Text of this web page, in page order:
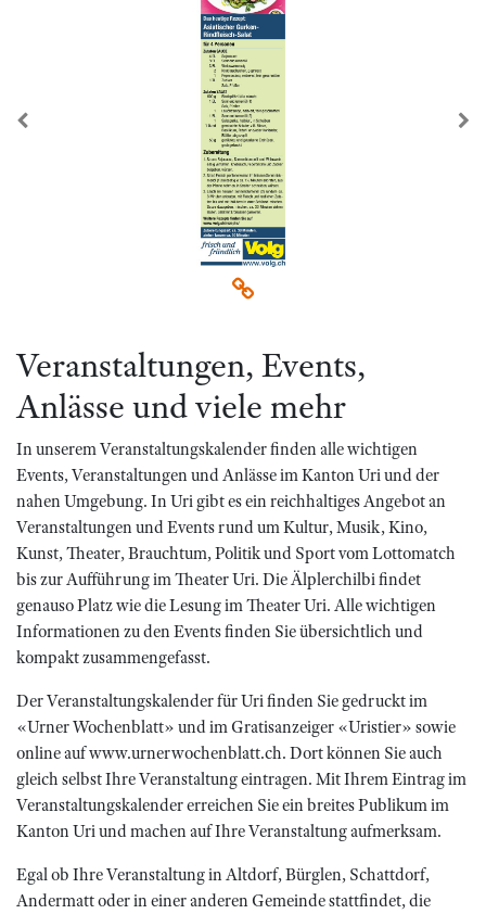
zurück
Veranstaltungen, Events,
Anlässe und viele mehr
In unserem Veranstaltungskalender finden alle wichtigen
Events, Veranstaltungen und Anlässe im Kanton Uri und der
nahen Umgebung. In Uri gibt es ein reichhaltiges Angebot an
Veranstaltungen und Events rund um Kultur, Musik, Kino,
Kunst, Theater, Brauchtum, Politik und Sport vom Lottomatch
bis zur Aufführung im Theater Uri. Die Älplerchilbi findet
genauso Platz wie die Lesung im Theater Uri. Alle wichtigen
Informationen zu den Events finden Sie übersichtlich und
kompakt zusammengefasst.
Der Veranstaltungskalender für Uri finden Sie gedruckt im
«Urner Wochenblatt» und im Gratisanzeiger «Uristier» sowie
online auf www.urnerwochenblatt.ch. Dort können Sie auch
gleich selbst Ihre Veranstaltung eintragen. Mit Ihrem Eintrag im
Veranstaltungskalender erreichen Sie ein breites Publikum im
Kanton Uri und machen auf Ihre Veranstaltung aufmerksam.
Egal ob Ihre Veranstaltung in Altdorf, Bürglen, Schattdorf,
Andermatt oder in einer anderen Gemeinde stattfindet, die